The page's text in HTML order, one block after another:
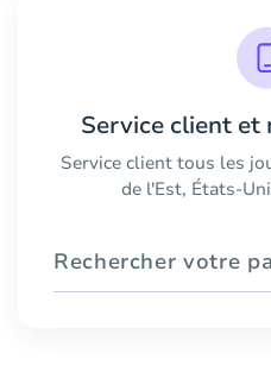
Service client et
Service client tous les
de l'Est, États-
Rechercher votre